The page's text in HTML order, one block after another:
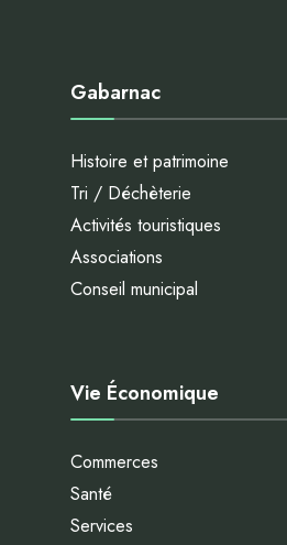
Gabarnac
Histoire et patrimoine
Tri / Déchèterie
Activités touristiques
Associations
Conseil municipal
Vie Économique
Commerces
Santé
Services